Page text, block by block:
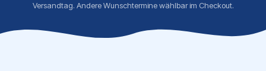
Versandtag. Andere Wunschtermine wählbar im Checkout.